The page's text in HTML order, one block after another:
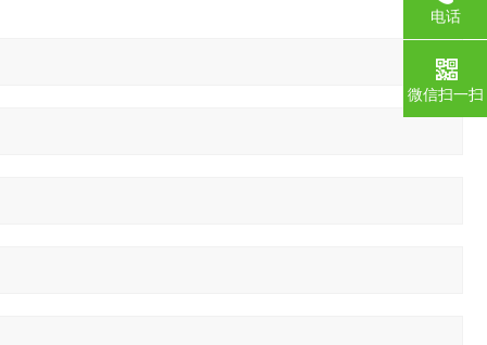
电话
微信扫一扫